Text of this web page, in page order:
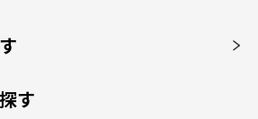
す